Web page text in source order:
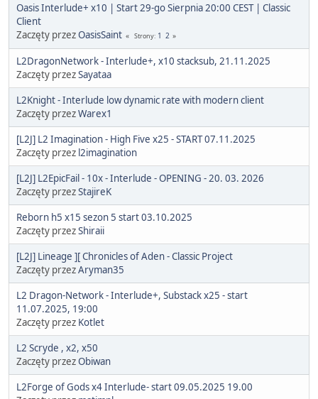
Oasis Interlude+ x10 | Start 29-go Sierpnia 20:00 CEST | Classic
Client
Zaczęty przezOasisSaint Strony 1 2
L2DragonNetwork - Interlude+, x10 stacksub, 21.11.2025
Zaczęty przezSayataa
L2Knight - Interlude low dynamic rate with modern client
Zaczęty przezWarex1
[L2J] L2 Imagination - High Five x25 - START 07.11.2025
Zaczęty przez l2imagination
[L2J] L2EpicFail - 10x - Interlude - OPENING - 20. 03. 2026
Zaczęty przezStajireK
Reborn h5 x15 sezon 5 start 03.10.2025
Zaczęty przezShiraii
[L2J] Lineage ][ Chronicles of Aden - Classic Project
Zaczęty przezAryman35
L2 Dragon-Network - Interlude+, Substack x25 - start
11.07.2025, 19:00
Zaczęty przez Kotlet
L2 Scryde , x2, x50
Zaczęty przezObiwan
L2Forge of Gods x4 Interlude- start 09.05.2025 19.00